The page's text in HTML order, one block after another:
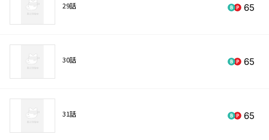
29話 65
30話 65
31話 65